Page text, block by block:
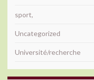
sport,
Uncategorized
Université/recherche